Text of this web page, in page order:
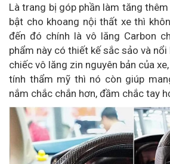
Là trang bị góp phần làm tăng
bật cho khoang nội thất xe thì
đến đó chính là vô lăng Carbon
phẩm này có thiết kế sắc sảo và
chiếc vô lăng zin nguyên bản của
tính thẩm mỹ thì nó còn giúp
nắm chắc chắn hơn, đầm chắc tay